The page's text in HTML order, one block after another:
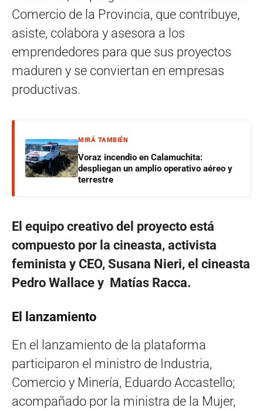
Comercio de la Provincia, que contribuye,
asiste, colabora y asesora a los
emprendedores para que sus proyectos
maduren y se conviertan en empresas
productivas.
MIRÁ TAMBIÉN
Voraz incendio en Calamuchita:
despliegan un amplio operativo aéreo y
terrestre
El equipo creativo del proyecto está
compuesto por la cineasta, activista
feminista y CEO, Susana Nieri, el cineasta
Pedro Wallace y Matías Racca.
El lanzamiento
En el lanzamiento de la plataforma
participaron el ministro de Industria,
Comercio y Minería, Eduardo Accastello;
acompañado por la ministra de la Mujer,